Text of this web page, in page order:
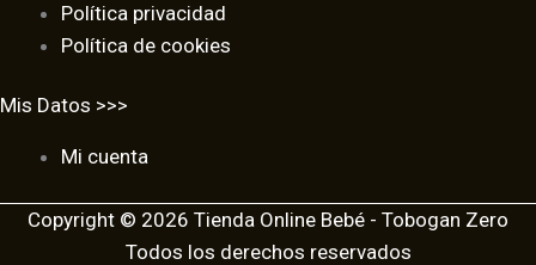
Política privacidad
Política de cookies
Mis Datos >>>
Mi cuenta
Copyright © 2026 Tienda Online Bebé - Tobogan Zero
Todos los derechos reservados